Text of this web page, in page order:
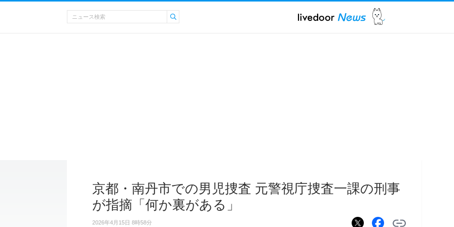
京都・南丹市での男児捜査 元警視庁捜査一課の刑事
が指摘「何か裏がある」
2026年4月15日 8時58分